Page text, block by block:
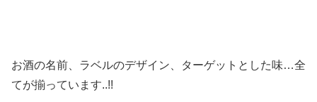
お酒の名前、ラベルのデザイン、ターゲットとした味…全
てが揃っています..!!